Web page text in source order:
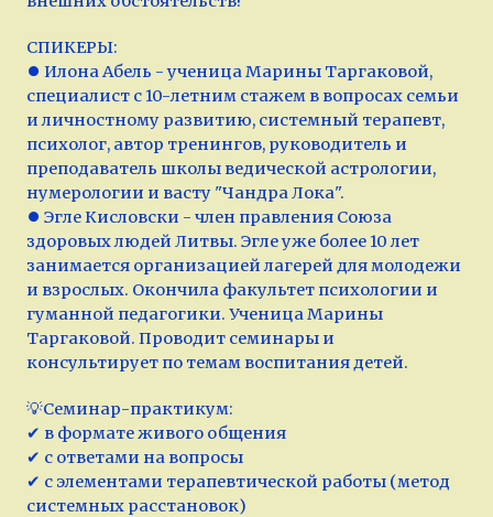
СПИКЕРЫ:
⏺ Илона Абель - ученица Марины Таргаковой,
специалист с 10-летним стажем в вопросах семьи
и личностному развитию, системный терапевт,
психолог, автор тренингов, руководитель и
преподаватель школы ведической астрологии,
нумерологии и васту "Чандра Лока".
⏺ Эгле Кисловски - член правления Союза
здоровых людей Литвы. Эгле уже более 10 лет
занимается организацией лагерей для молодежи
и взрослых. Окончила факультет психологии и
гуманной педагогики. Ученица Марины
Таргаковой. Проводит семинары и
консультирует по темам воспитания детей.
💡Семинар-практикум:
✔ в формате живого общения
✔ с ответами на вопросы
✔ с элементами терапевтической работы (метод
системных расстановок)